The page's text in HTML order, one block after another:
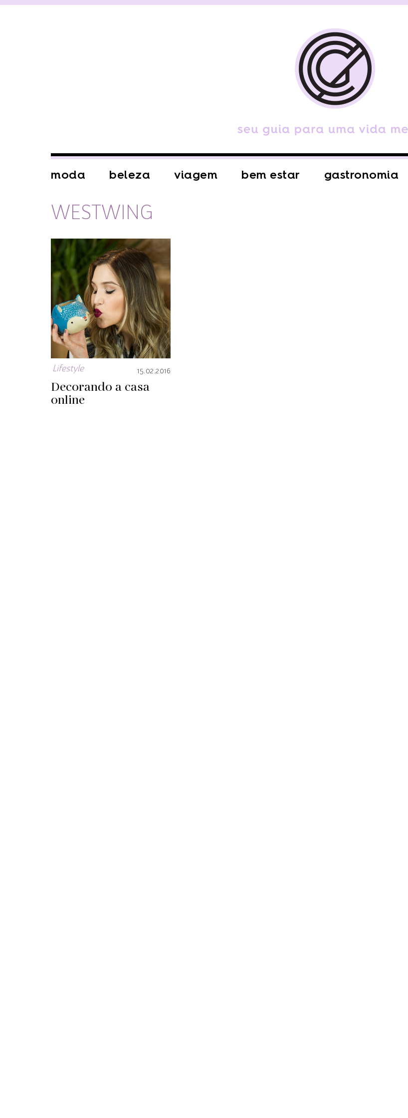
moda beleza viagem bem estar gastronomia
WESTWING
Lifestyle 15.02.2016
Decorando a casa
online